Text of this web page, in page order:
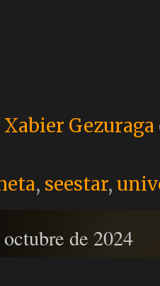
Xabier Gezuraga
, seestar,
de 2024